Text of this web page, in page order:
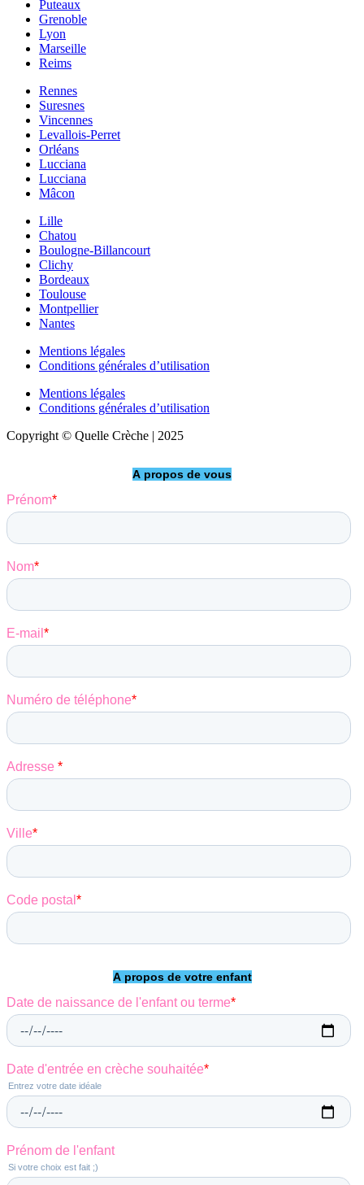
Puteaux
Grenoble
Lyon
Marseille
Reims
Rennes
Suresnes
Vincennes
Levallois-Perret
Orléans
Lucciana
Lucciana
Mâcon
Lille
Chatou
Boulogne-Billancourt
Clichy
Bordeaux
Toulouse
Montpellier
Nantes
Mentions légales
Conditions générales d’utilisation
Mentions légales
Conditions générales d’utilisation
Copyright © Quelle Crèche | 2025